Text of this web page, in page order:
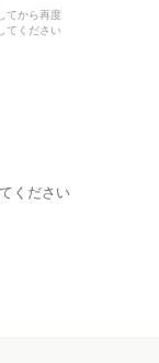
てから再度
てください
ください